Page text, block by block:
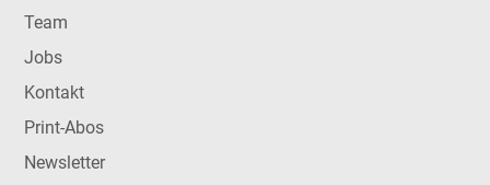
Team
Jobs
Kontakt
Print-Abos
Newsletter